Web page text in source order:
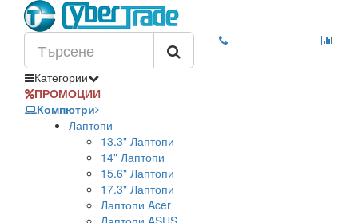
Категории
ПРОМОЦИИ
Компютри
Лаптопи
13.3" Лаптопи
14" Лаптопи
15.6" Лаптопи
17.3" Лаптопи
Лаптопи Acer